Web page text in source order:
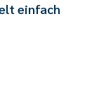
einfach